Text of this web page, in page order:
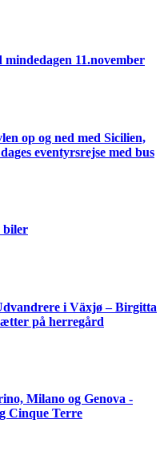
11.november
op og ned med Sicilien,
eventyrsrejse med bus
biler
i Växjø – Birgitta
på herregård
Milano og Genova -
Cinque Terre